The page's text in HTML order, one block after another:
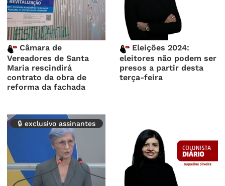
Câmara de
Vereadores de Santa
Maria rescindirá
contrato da obra de
reforma da fachada
Eleições 2024:
eleitores não podem ser
presos a partir desta
terça-feira
🔒 exclusivo assinantes